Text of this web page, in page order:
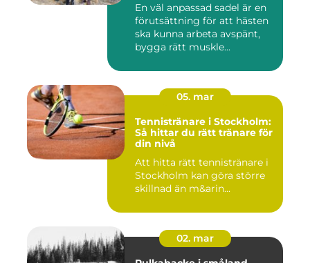
En väl anpassad sadel är en
förutsättning för att hästen
ska kunna arbeta avspänt,
bygga rätt muskle...
05. mar
Tennistränare i Stockholm:
Så hittar du rätt tränare för
din nivå
Att hitta rätt tennistränare i
Stockholm kan göra större
skillnad än m&arin...
02. mar